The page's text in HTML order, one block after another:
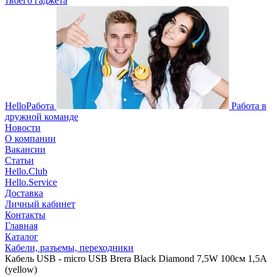
HelloРабота
Работа в
дружной команде
Новости
О компании
Вакансии
Статьи
Hello.Club
Hello.Service
Доставка
Личный кабинет
Контакты
Главная
Каталог
Кабели, разъемы, переходники
Кабель USB - micro USB Brera Black Diamond 7,5W 100см 1,5A
(yellow)